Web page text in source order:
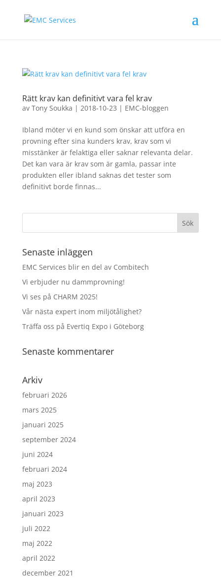
Rätt krav kan definitivt vara fel krav
av Tony Soukka | 2018-10-23 | EMC-bloggen
Ibland möter vi en kund som önskar att utföra en
provning efter sina kunders krav, krav som vi
misstänker är felaktiga eller saknar relevanta delar.
Det kan vara är krav som är gamla, passar inte
produkten eller ibland saknas det tester som
definitivt borde finnas...
Senaste inläggen
EMC Services blir en del av Combitech
Vi erbjuder nu dammprovning!
Vi ses på CHARM 2025!
Vår nästa expert inom miljötålighet?
Träffa oss på Evertiq Expo i Göteborg
Senaste kommentarer
Arkiv
februari 2026
mars 2025
januari 2025
september 2024
juni 2024
februari 2024
maj 2023
april 2023
januari 2023
juli 2022
maj 2022
april 2022
december 2021